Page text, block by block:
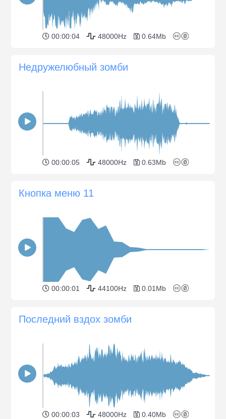
00:00:04 48000Hz 0.64Mb
Недружелюбный зомби
00:00:05 48000Hz 0.63Mb
Кнопка меню 11
00:00:01 44100Hz 0.01Mb
Последний вздох зомби
00:00:03 48000Hz 0.40Mb